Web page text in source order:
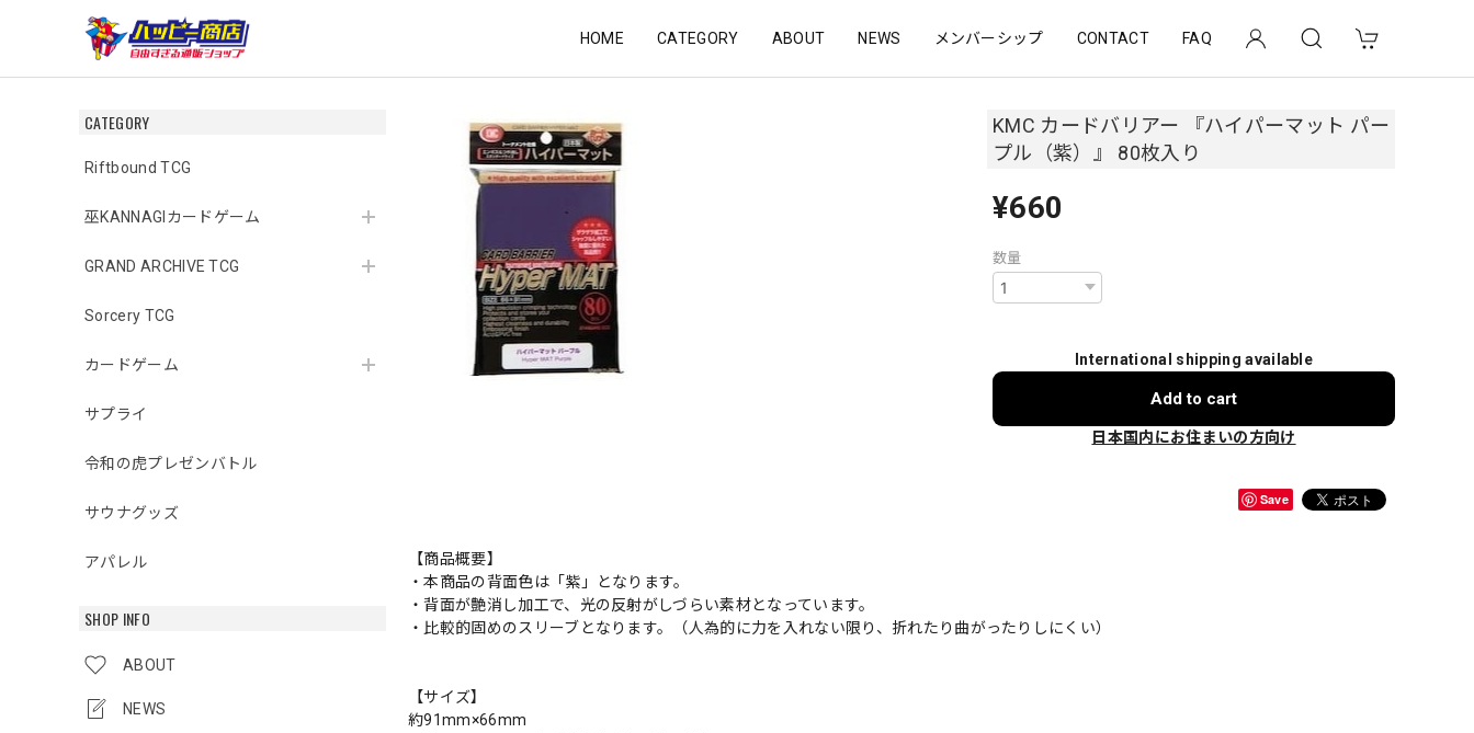
HOME CATEGORY ABOUT NEWS メンバーシップ CONTACT FAQ
CATEGORY
Riftbound TCG
巫KANNAGIカードゲーム
GRAND ARCHIVE TCG
Sorcery TCG
カードゲーム
サプライ
令和の虎プレゼンバトル
サウナグッズ
アパレル
SHOP INFO
ABOUT
NEWS
KMC カードバリアー 『ハイパーマット パー
プル（紫）』 80枚入り
¥660
数量
International shipping available
Add to cart
日本国内にお住まいの方向け
Save
【商品概要】
・本商品の背面色は「紫」となります。
・背面が艶消し加工で、光の反射がしづらい素材となっています。
・比較的固めのスリーブとなります。（人為的に力を入れない限り、折れたり曲がったりしにくい）
【サイズ】
約91mm×66mm